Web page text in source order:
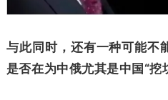
与此同时，还有一种可能不
是否在为中俄尤其是中国“挖